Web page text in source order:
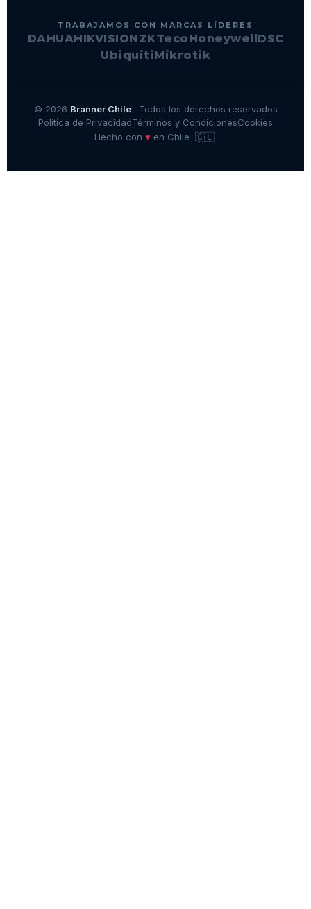
TRABAJAMOS CON MARCAS LÍDERES
DAHUAHIKVISIONZKTecoHoneywellDSC
UbiquitiMikrotik
© 2026 Branner Chile· Todos los derechos reservados
Política de PrivacidadTérminos y CondicionesCookies
Hecho con ♥en Chile 🇨🇱